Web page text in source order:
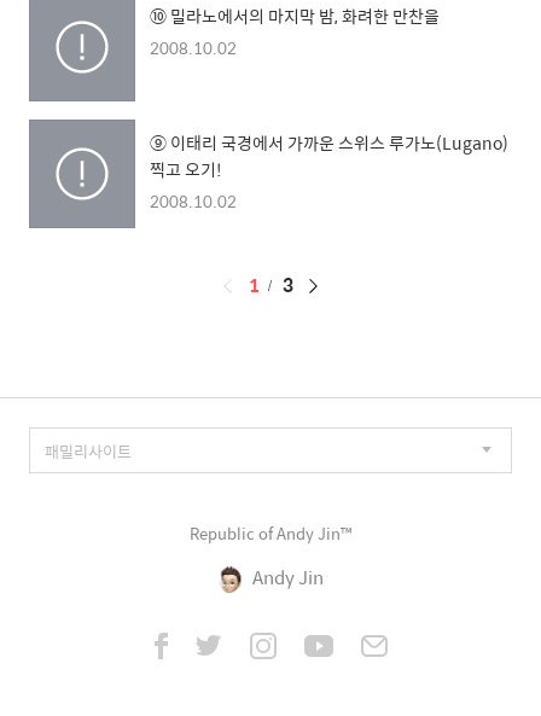
⑩ 밀라노에서의 마지막 밤, 화려한 만찬을
2008.10.02
⑨ 이태리 국경에서 가까운 스위스 루가노(Lugano)
찍고 오기!
2008.10.02
페
1 3
Republic of Andy Jin™
Andy Jin